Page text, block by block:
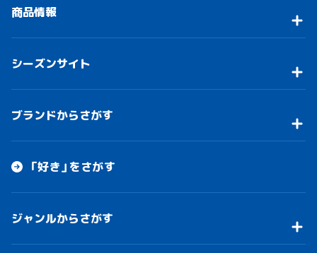
商品情報
シーズンサイト
ブランドからさがす
「好き」をさがす
ジャンルからさがす